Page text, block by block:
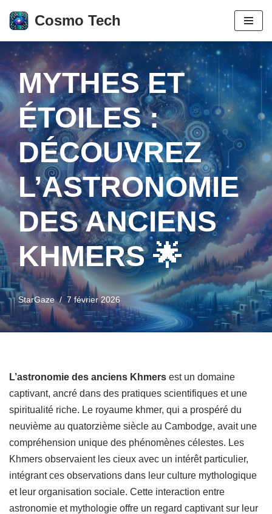
Aller
au
contenu
Cosmo Tech
MYTHES ET
ÉTOILES :
DÉCOUVREZ
L’ASTRONOMIE
DES ANCIENS
KHMERS 🌟
StarGaze 7 février 2026
L’astronomie des anciens Khmers est un domaine
captivant, ancré dans des pratiques scientifiques et une
spiritualité riche. Le royaume khmer, qui a prospéré du
neuvième au quatorzième siècle au Cambodge, avait une
compréhension unique des phénomènes célestes. Les
Khmers observaient les cieux avec un intérêt particulier,
intégrant ces observations dans leur culture mythologique
et leur organisation sociale. Cette interaction entre
astronomie et mythologie offre un regard captivant sur leur